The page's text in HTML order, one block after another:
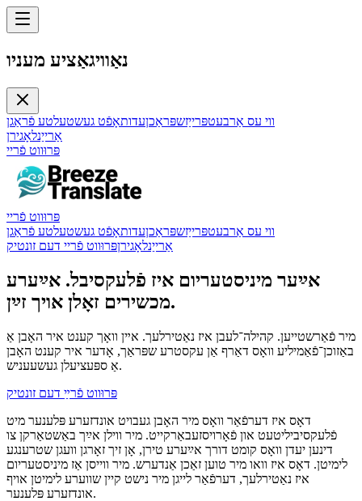
נאַוויגאַציע מעניו
ווי עס אַרבעטפּרייַזשפּראַכןעדותאָפֿט געשטעלטע פֿראַגן
אַרייַנלאָגירן
פּרוּווט פֿריי
פּרוּווט פֿריי
ווי עס אַרבעטפּרייַזשפּראַכןעדותאָפֿט געשטעלטע פֿראַגן
אַרייַנלאָגירןפּרוּווט פֿריי דעם זונטיק
אײַער מיניסטעריום איז פֿלעקסיבל. אײַערע
מכשירים זאָלן אויך זײַן.
מיר פֿאַרשטייען. קהילה־לעבן איז נאַטירלעך. אײן וואָך קענט איר האָבן אַ
באַזוכן־פֿאַמיליע וואָס דאַרף אַן עקסטרע שפּראַך, אָדער איר קענט האָבן
אַ ספּעציעלן געשעעניש.
פּרוּווט פֿרײַ דעם זונטיק
דאָס איז דערפֿאַר וואָס מיר האָבן געבויט אונדזערע פּלענער מיט
פֿלעקסיביליטעט און פֿאָרויסזעבאַרקייט. מיר ווילן אײַך באַשטאַרקן צו
דינען יעדן וואָס קומט דורך אײַערע טירן, אָן זיך זאָרגן וועגן שטרענגע
לימיטן. דאָס איז וואו מיר טוען זאַכן אַנדערש. מיר ווייסן אַז מיניסטעריום
איז נאַטירלעך, דערפֿאַר לייגן מיר נישט קיין שווערע לימיטן אויף
אונדזערע פּלענער.